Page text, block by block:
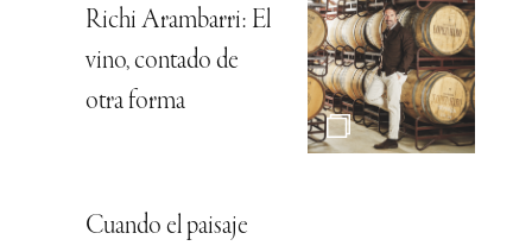
Richi Arambarri: El
vino, contado de
otra forma
Cuando el paisaje